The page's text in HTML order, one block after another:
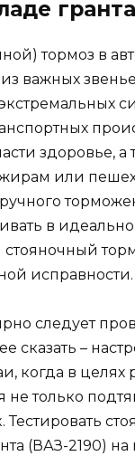
гранта
тормоз в
важных
здоровье, а
или
в
стояночный
исправности.
следует
сказать –
когда в целях
не только
Тестировать
(ВАЗ-2190)